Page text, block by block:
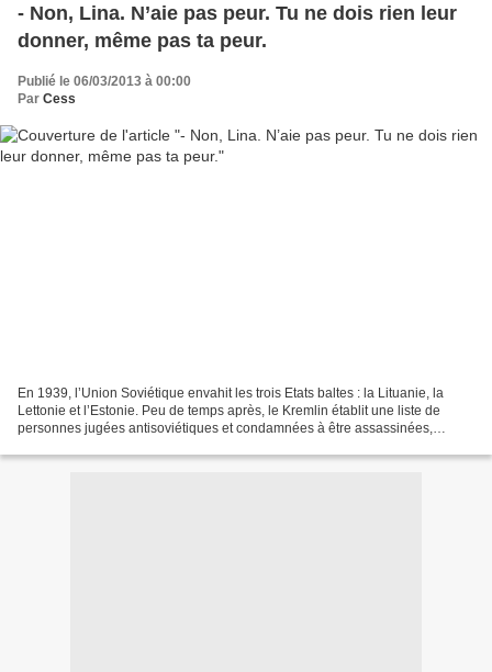
- Non, Lina. N’aie pas peur. Tu ne dois rien leur
donner, même pas ta peur.
Publié le 06/03/2013 à 00:00
Par Cess
En 1939, l’Union Soviétique envahit les trois Etats baltes : la Lituanie, la
Lettonie et l’Estonie. Peu de temps après, le Kremlin établit une liste de
personnes jugées antisoviétiques et condamnées à être assassinées,